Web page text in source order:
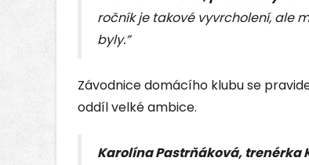
ročník je takové vyvrcholení, ale
byly.”
Závodnice domácího klubu se
oddíl velké ambice.
Karolína Pastrňáková, trenérka